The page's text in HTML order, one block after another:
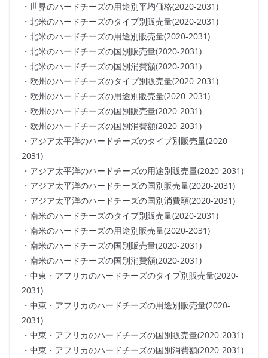
・世界のハードチーズの用途別平均価格(2020-2031)
・北米のハードチーズのタイプ別販売量(2020-2031)
・北米のハードチーズの用途別販売量(2020-2031)
・北米のハードチーズの国別販売量(2020-2031)
・北米のハードチーズの国別消費額(2020-2031)
・欧州のハードチーズのタイプ別販売量(2020-2031)
・欧州のハードチーズの用途別販売量(2020-2031)
・欧州のハードチーズの国別販売量(2020-2031)
・欧州のハードチーズの国別消費額(2020-2031)
・アジア太平洋のハードチーズのタイプ別販売量(2020-
2031)
・アジア太平洋のハードチーズの用途別販売量(2020-2031)
・アジア太平洋のハードチーズの国別販売量(2020-2031)
・アジア太平洋のハードチーズの国別消費額(2020-2031)
・南米のハードチーズのタイプ別販売量(2020-2031)
・南米のハードチーズの用途別販売量(2020-2031)
・南米のハードチーズの国別販売量(2020-2031)
・南米のハードチーズの国別消費額(2020-2031)
・中東・アフリカのハードチーズのタイプ別販売量(2020-
2031)
・中東・アフリカのハードチーズの用途別販売量(2020-
2031)
・中東・アフリカのハードチーズの国別販売量(2020-2031)
・中東・アフリカのハードチーズの国別消費額(2020-2031)